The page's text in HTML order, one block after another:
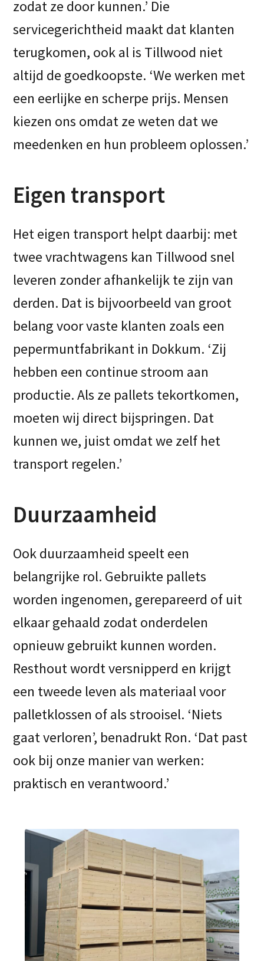
zodat ze door kunnen.’ Die
servicegerichtheid maakt dat klanten
terugkomen, ook al is Tillwood niet
altijd de goedkoopste. ‘We werken met
een eerlijke en scherpe prijs. Mensen
kiezen ons omdat ze weten dat we
meedenken en hun probleem oplossen.’
Eigen transport
Het eigen transport helpt daarbij: met
twee vrachtwagens kan Tillwood snel
leveren zonder afhankelijk te zijn van
derden. Dat is bijvoorbeeld van groot
belang voor vaste klanten zoals een
pepermuntfabrikant in Dokkum. ‘Zij
hebben een continue stroom aan
productie. Als ze pallets tekortkomen,
moeten wij direct bijspringen. Dat
kunnen we, juist omdat we zelf het
transport regelen.’
Duurzaamheid
Ook duurzaamheid speelt een
belangrijke rol. Gebruikte pallets
worden ingenomen, gerepareerd of uit
elkaar gehaald zodat onderdelen
opnieuw gebruikt kunnen worden.
Resthout wordt versnipperd en krijgt
een tweede leven als materiaal voor
palletklossen of als strooisel. ‘Niets
gaat verloren’, benadrukt Ron. ‘Dat past
ook bij onze manier van werken:
praktisch en verantwoord.’